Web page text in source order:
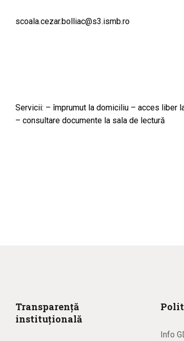
scoala.cezar.bolliac@s3.ismb.ro
Servicii: – împrumut la domiciliu – acces liber
– consultare documente la sala de lectură
Transparență
instituțională
Info